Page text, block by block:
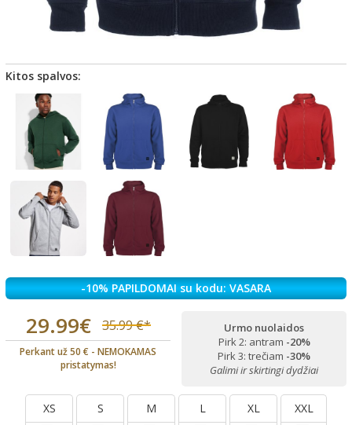
Kitos spalvos:
-10% PAPILDOMAI su kodu: VASARA
29.99€ 35.99 €*
Perkant už 50 € - NEMOKAMAS
pristatymas!
Urmo nuolaidos
Pirk 2: antram -20%
Pirk 3: trečiam -30%
Galimi ir skirtingi dydžiai
XS S M L XL XXL